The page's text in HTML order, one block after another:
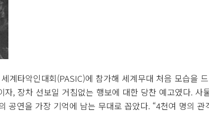
계타악인대회(PASIC)에 참가해 세계무대 처음 모습을
, 장차 선보일 거침없는 행보에 대한 당찬 예고였다. 사
공연을 가장 기억에 남는 무대로 꼽았다. “4천여 명의 관